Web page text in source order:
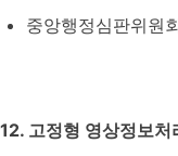
중앙행정심판위원
12. 고정형 영상정보처